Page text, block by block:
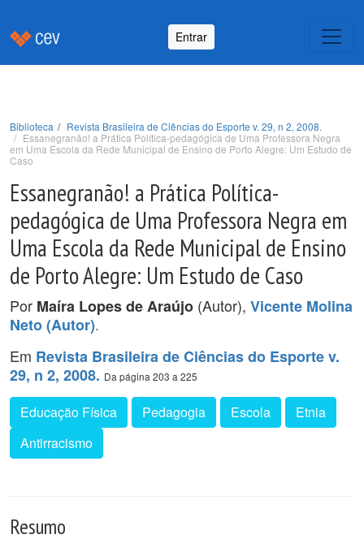
Entrar
Biblioteca
Revista Brasileira de Ciências do Esporte v. 29, n 2, 2008.
Essanegranão! a Prática Política-pedagógica de Uma Professora Negra
em Uma Escola da Rede Municipal de Ensino de Porto Alegre: Um Estudo de
Caso
Essanegranão! a Prática Política-
pedagógica de Uma Professora Negra em
Uma Escola da Rede Municipal de Ensino
de Porto Alegre: Um Estudo de Caso
Por Maíra Lopes de Araújo (Autor), Vicente Molina
Neto (Autor).
Em Revista Brasileira de Ciências do Esporte v.
29, n 2, 2008. Da página 203 a 225
Educação Física Pedagogia Escola
Etnia
Antirracismo
Resumo